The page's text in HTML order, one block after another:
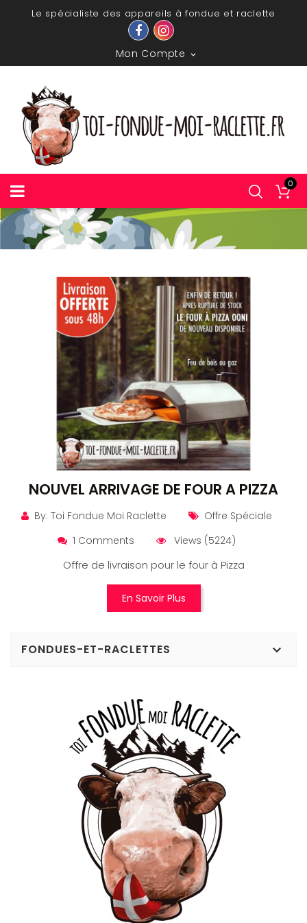
Le spécialiste des appareils à fondue et raclette
Mon Compte 
0
NOUVEL ARRIVAGE DE FOUR A PIZZA
By: Toi Fondue Moi Raclette
Offre Spéciale
1 Comments
Views (5224)
Offre de livraison pour le four à Pizza
En Savoir Plus
FONDUES-ET-RACLETTES 